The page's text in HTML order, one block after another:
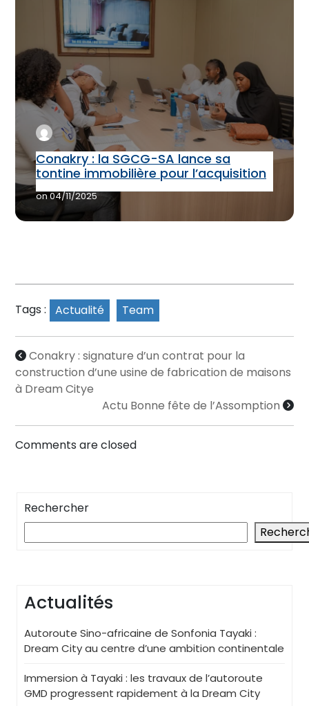
Conakry : la SGCG-SA lance sa
tontine immobilière pour l’acquisition
on04/11/2025
Tags : Actualité Team
Conakry : signature d’un contrat pour la
construction d’une usine de fabrication de maisons
à Dream Citye
Actu Bonne fête de l’Assomption
Comments are closed
Rechercher
Actualités
Autoroute Sino-africaine de Sonfonia Tayaki :
Dream City au centre d’une ambition continentale
Immersion à Tayaki : les travaux de l’autoroute
GMD progressent rapidement à la Dream City